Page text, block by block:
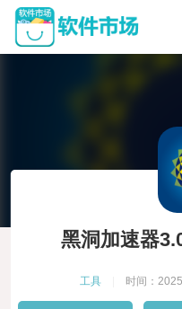
黑洞加速器
工具 时间：